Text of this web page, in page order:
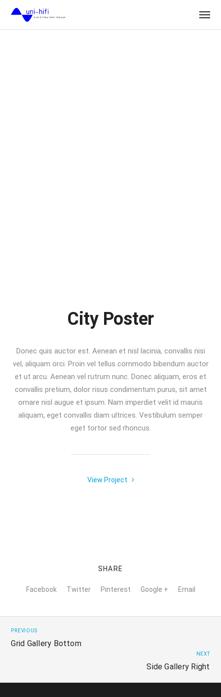
City Poster
Donec quis auctor est. Aenean et nisl lacinia, convallis nisi
vel, aliquam orci. Proin vel tellus commodo bibendum auctor
et ut arcu. Aenean vel rutrum nunc. Donec aliquam, eros et
convallis pretium, dolor risus condimentum purus, sit amet
ornare nisl augue et ipsum. Nam imperdiet velit id mauris
aliquam, eget convallis diam ultrices. Vestibulum semper
eget tortor sed rhoncus.
View Project
SHARE
Facebook Twitter Pinterest Google + Email
PREVIOUS
Grid Gallery Bottom
NEXT
Side Gallery Right